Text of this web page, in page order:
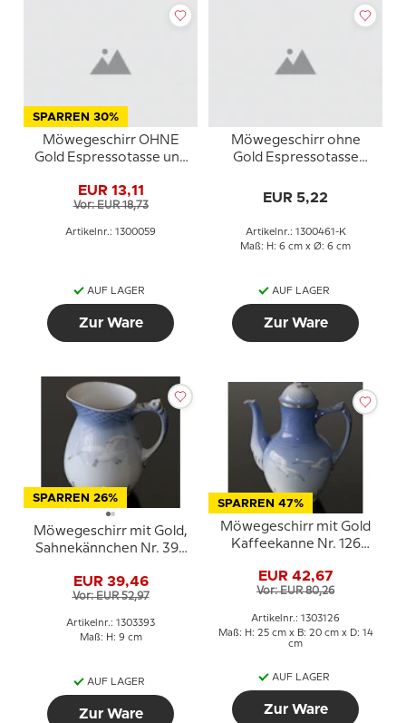
SPARREN 30%
Möwegeschirr OHNE
Gold Espressotasse und
oder 463, Inhalt 7,5 cl.
EUR 13,11
Vor: EUR 18,73
Artikelnr.: 1300059
AUF LAGER
Zur Ware
Möwegeschirr ohne
Gold Espressotasse
Inhalt 7,5 cl, Tasse Ø 5,8
EUR 5,22
Artikelnr.: 1300461-K
Maß: H: 6 cm x Ø: 6 cm
AUF LAGER
Zur Ware
SPARREN 26%
Möwegeschirr mit Gold,
Sahnekännchen Nr. 393
EUR 39,46
Vor: EUR 52,97
Artikelnr.: 1303393
Maß: H: 9 cm
AUF LAGER
Zur Ware
SPARREN 47%
Möwegeschirr mit Gold
Kaffeekanne Nr. 126
EUR 42,67
Vor: EUR 80,26
Artikelnr.: 1303126
Maß: H: 25 cm x B: 20 cm x D: 14
cm
AUF LAGER
Zur Ware